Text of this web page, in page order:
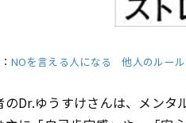
NOを言える人になる 他人のルー
のDr.ゆうすけさんは、メン